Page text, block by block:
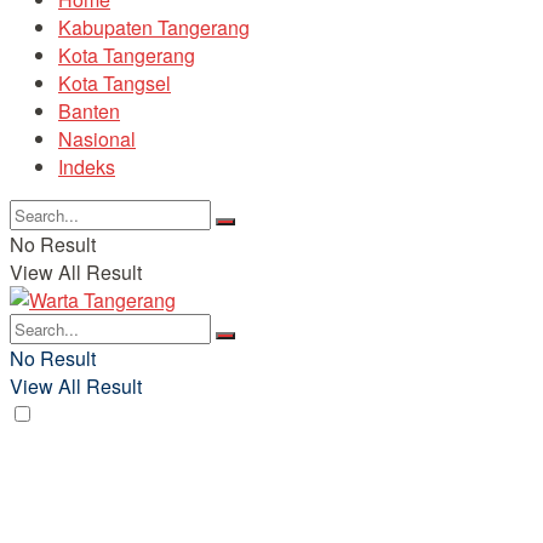
Kabupaten Tangerang
Kota Tangerang
Kota Tangsel
Banten
Nasional
Indeks
No Result
View All Result
No Result
View All Result